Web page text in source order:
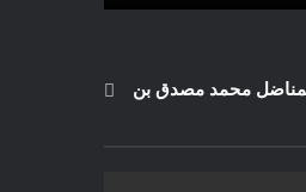
محمد مصدق بن